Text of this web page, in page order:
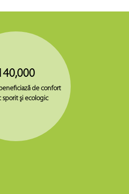
de confort
sporit şi ecologic